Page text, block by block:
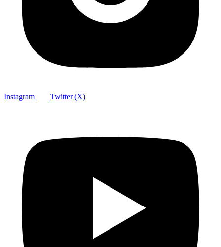
Instagram Twitter (X)